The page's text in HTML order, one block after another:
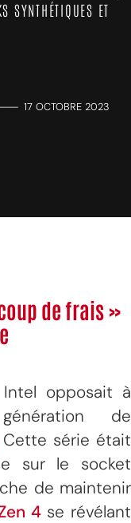
SYNTHÉTIQUES ET
17 OCTOBRE 2023
de frais »
opposait à
de
Cette série était
sur le socket
de maintenir
4se révélant